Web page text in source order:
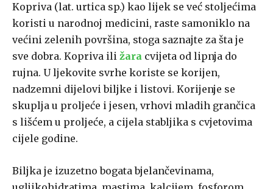
Kopriva (lat. urtica sp.) kao lijek se već stoljećima
koristi u narodnoj medicini, raste samoniklo na
većini zelenih površina, stoga saznajte za šta je
sve dobra. Kopriva ili žara cvijeta od lipnja do
rujna. U ljekovite svrhe koriste se korijen,
nadzemni dijelovi biljke i listovi. Korijenje se
skuplja u proljeće i jesen, vrhovi mladih grančica
s lišćem u proljeće, a cijela stabljika s cvjetovima
cijele godine.
Biljka je izuzetno bogata bjelančevinama,